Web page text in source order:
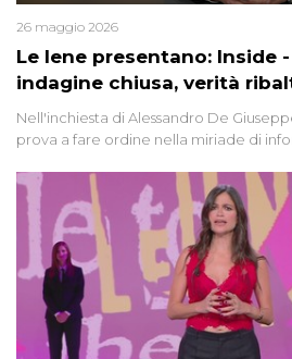
Le Iene presentano: Inside
indagine chiusa, verità
26 maggio 2026
Nell'inchiesta di Alessandro De
prova a fare ordine nella miriade di
giudiziarie più discusse degli ultimi anni.
vicenda mettendo in fila
controversi e i protagonisti di
fine.